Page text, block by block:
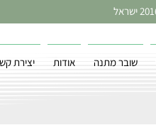
שובר מתנה אודות יצירת